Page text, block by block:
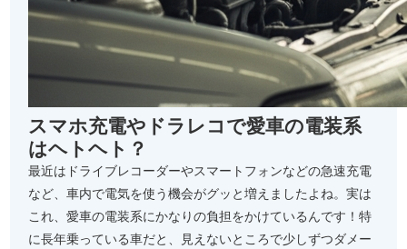
スマホ充電やドラレコで愛車の電装系
はヘトヘト？
最近はドライブレコーダーやスマートフォンなどの急速充電
など、車内で電気を使う機会がグッと増えましたよね。実は
これ、愛車の電装系にかなりの負担をかけているんです！特
に長年乗っている車だと、見えないところで少しずつダメー